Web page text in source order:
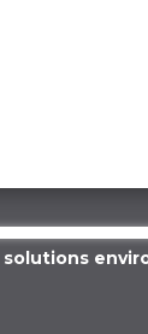
solutions